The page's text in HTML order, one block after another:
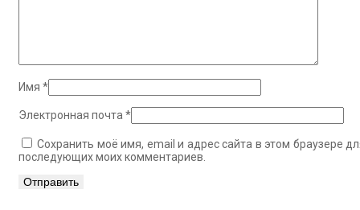
Имя *
Электронная почта *
Сохранить моё имя, email и адрес сайта в этом браузере
последующих моих комментариев.